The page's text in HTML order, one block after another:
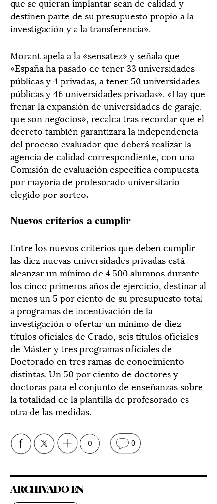
destinen parte de su presupuesto propio a la
investigación y a la transferencia».
Morant apela a la «sensatez» y señala que
«España ha pasado de tener 33 universidades
públicas y 4 privadas, a tener 50 universidades
públicas y 46 universidades privadas». «Hay que
frenar la expansión de universidades de garaje,
que son negocios», recalca tras recordar que el
decreto también garantizará la independencia
del proceso evaluador que deberá realizar la
agencia de calidad correspondiente, con una
Comisión de evaluación específica compuesta
por mayoría de profesorado universitario
elegido por sorteo.
Nuevos criterios a cumplir
Entre los nuevos criterios que deben cumplir
las diez nuevas universidades privadas está
alcanzar un mínimo de 4.500 alumnos durante
los cinco primeros años de ejercicio, destinar al
menos un 5 por ciento de su presupuesto total
a programas de incentivación de la
investigación o ofertar un mínimo de diez
títulos oficiales de Grado, seis títulos oficiales
de Máster y tres programas oficiales de
Doctorado en tres ramas de conocimiento
distintas. Un 50 por ciento de doctores y
doctoras para el conjunto de enseñanzas sobre
la totalidad de la plantilla de profesorado es
otra de las medidas.
0 0
ARCHIVADO EN